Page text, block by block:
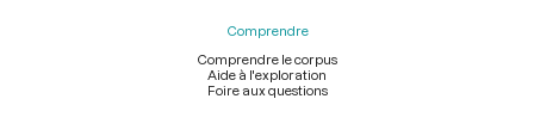
Comprendre
Comprendre le corpus
Aide à l'exploration
Foire aux questions